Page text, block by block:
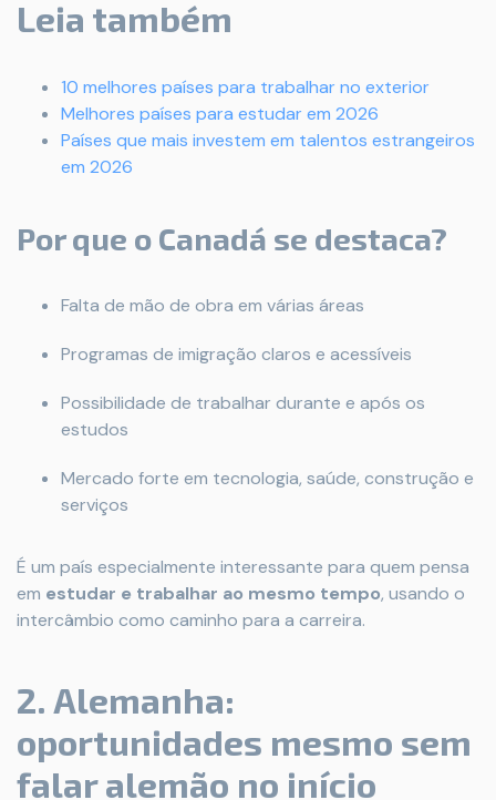
Leia também
10 melhores países para trabalhar no exterior
Melhores países para estudar em 2026
Países que mais investem em talentos estrangeiros
em 2026
Por que o Canadá se destaca?
Falta de mão de obra em várias áreas
Programas de imigração claros e acessíveis
Possibilidade de trabalhar durante e após os
estudos
Mercado forte em tecnologia, saúde, construção e
serviços
É um país especialmente interessante para quem pensa
em estudar e trabalhar ao mesmo tempo, usando o
intercâmbio como caminho para a carreira.
2. Alemanha:
oportunidades mesmo sem
falar alemão no início